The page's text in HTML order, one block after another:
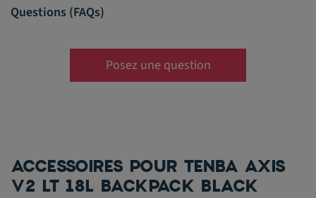
Questions (FAQs)
Posez une question
ACCESSOIRES POUR TENBA AXIS
V2 LT 18L BACKPACK BLACK